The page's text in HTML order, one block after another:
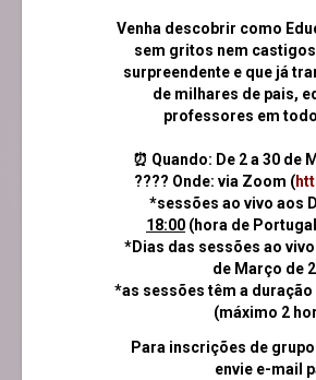
Venha descobrir como
sem gritos nem
surpreendente e que já
de milhares de pais,
professores em
⏰ Quando: De 2 a 30 de
???? Onde: via Zoom (
*sessões ao vivo aos
18:00 (hora de
*Dias das sessões ao
de Março de
*as sessões têm a duração
(máximo 2
Para inscrições de
envie e-mail